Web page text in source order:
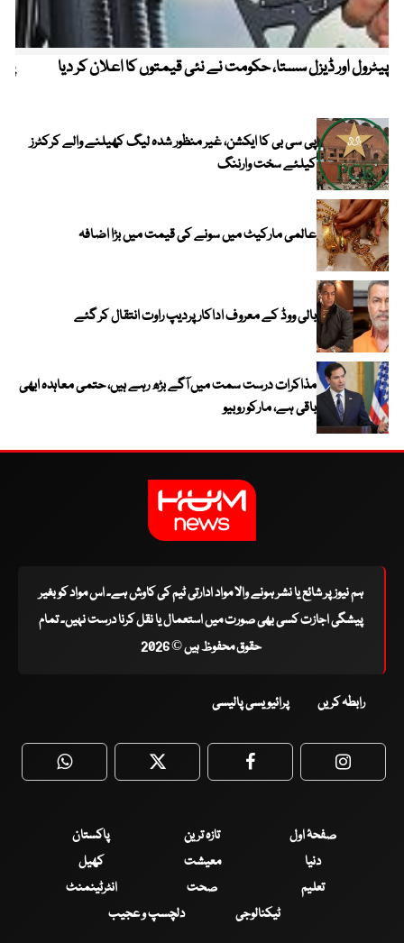
پیٹرول اور ڈیزل سستا، حکومت نے نئی قیمتوں کا اعلان کر دیا
پی سی بی کا ایکشن، غیر منظور شدہ لیگ کھیلنے والے کرکٹرز
کیلئے سخت وارننگ
عالمی مارکیٹ میں سونے کی قیمت میں بڑا اضافہ
بالی ووڈ کے معروف اداکار پردیپ راوت انتقال کر گئے
مذاکرات درست سمت میں آگے بڑھ رہے ہیں، حتمی معاہدہ ابھی
باقی ہے، مارکو روبیو
ہم نیوز پر شائع یا نشر ہونے والا مواد ادارتی ٹیم کی کاوش ہے۔ اس مواد کو بغیر
پیشگی اجازت کسی بھی صورت میں استعمال یا نقل کرنا درست نہیں۔ تمام
حقوق محفوظ ہیں © 2026
رابطہ کریں پرائیویسی پالیسی
WhatsApp Twitter Facebook
صفحۂ اول تازہ ترین
پاکستان
دنیا
معیشت
کھیل
تعلیم
صحت
انٹرٹینمنٹ
ٹیکنالوجی
دلچسپ و عجیب